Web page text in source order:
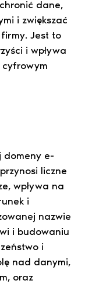
dane,
i zwiększać
Jest to
i wpływa
cyfrowym
domeny e-
liczne
wpływa na
i
nazwie
i budowaniu
i
nad danymi,
oraz